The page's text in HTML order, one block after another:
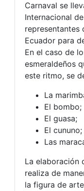
Carnaval se
Internacional
representantes
Ecuador para
En el caso de
esmeraldeños
este ritmo, se
La
El bombo;
El guasa;
El
Las
La elaboración
realiza de
la figura de